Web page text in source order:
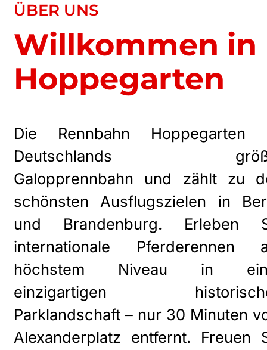
ÜBER UNS
Willkommen in
Hoppegarten
Die Rennbahn Hoppegarten
Deutschlands
Galopprennbahn und zählt zu
schönsten Ausflugszielen in
und Brandenburg. Erleben
internationale Pferderennen
höchstem Niveau in
einzigartigen
Parklandschaft – nur 30 Minuten
Alexanderplatz entfernt. Freuen